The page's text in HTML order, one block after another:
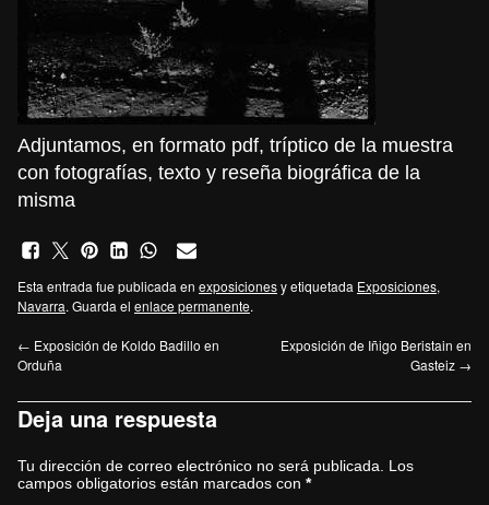
Adjuntamos, en formato pdf, tríptico de la muestra
con fotografías, texto y reseña biográfica de la
misma
Esta entrada fue publicada en exposicionesy etiquetada Exposiciones,
Navarra. Guarda el enlace permanente.
← Exposición de Koldo Badillo en
Orduña
Exposición de Iñigo Beristain en
Gasteiz →
Deja una respuesta
Tu dirección de correo electrónico no será publicada.
Los
campos obligatorios están marcados con *